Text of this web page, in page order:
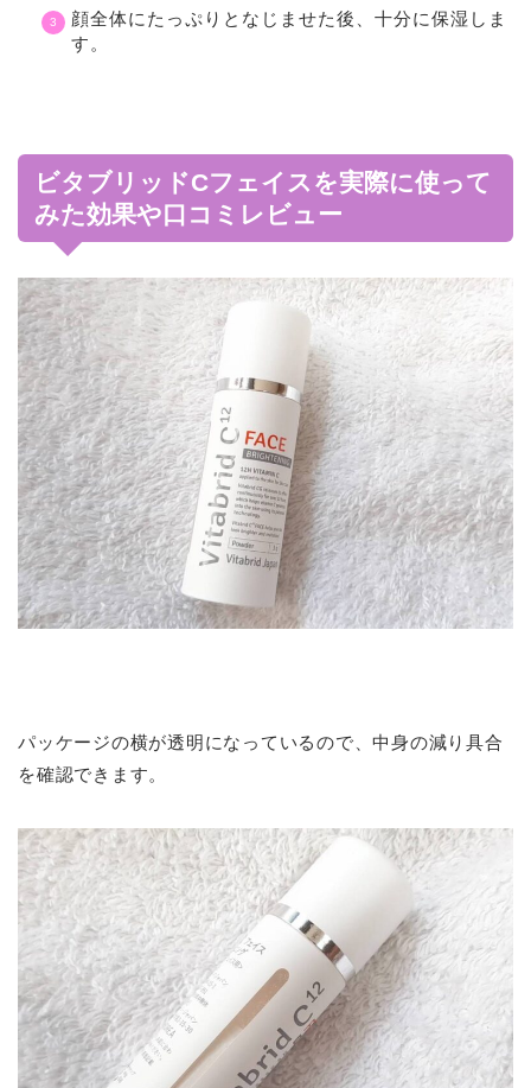
顔全体にたっぷりとなじませた後、十分に保湿しま
す。
ビタブリッドCフェイスを実際に使って
みた効果や口コミレビュー
パッケージの横が透明になっているので、中身の減り具合
を確認できます。